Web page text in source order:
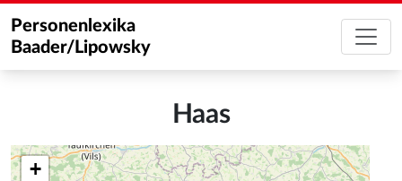
Personenlexika
Baader/Lipowsky
Haas
+